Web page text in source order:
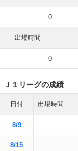
0
出場時間
0
Ｊ１リーグの成績
日付 出場時間
8/9
8/15